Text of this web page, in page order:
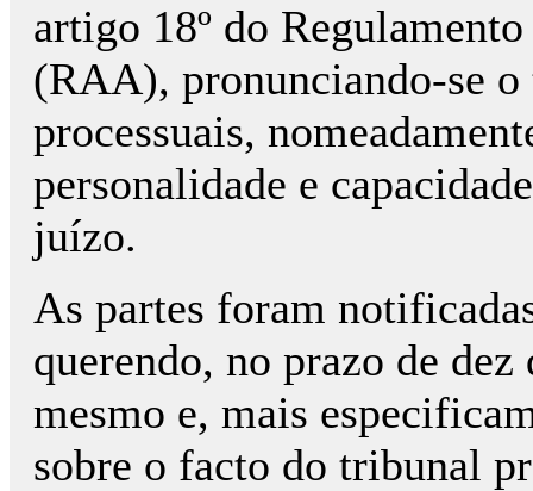
artigo 18º do
(RAA), pronunciando-se o
processuais,
personalidade e
juízo.
As partes foram
querendo, no prazo de
mesmo e, mais
sobre o facto do tribunal